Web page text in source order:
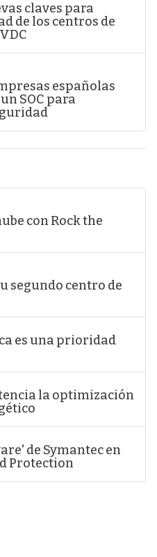
claves para
de los centros de
españolas
SOC para
con Rock the
segundo centro de
es una prioridad
la optimización
de Symantec en
Protection